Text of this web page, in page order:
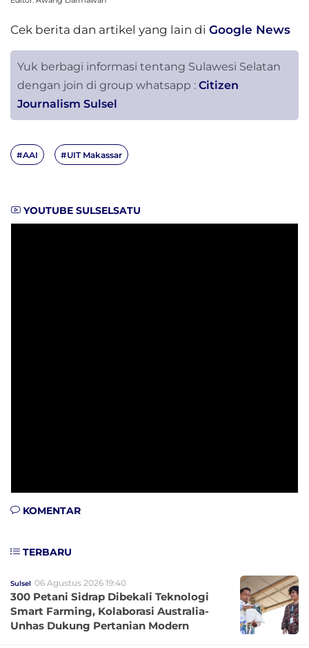
Cek berita dan artikel yang lain di Google News
Yuk berbagi informasi tentang Sulawesi Selatan
dengan join di group whatsapp : Citizen
Journalism Sulsel
#AAI #UIT Makassar
YOUTUBE SULSELSATU
KOMENTAR
TERBARU
Sulsel 06 Agustus 2026 19:40
300 Petani Sidrap Dibekali Teknologi
Smart Farming, Kolaborasi Australia-
Unhas Dukung Pertanian Modern